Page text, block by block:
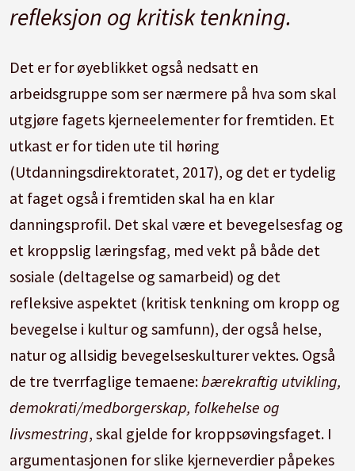
refleksjon og kritisk tenkning.
Det er for øyeblikket også nedsatt en
arbeidsgruppe som ser nærmere på hva som skal
utgjøre fagets kjerneelementer for fremtiden. Et
utkast er for tiden ute til høring
(Utdanningsdirektoratet, 2017), og det er tydelig
at faget også i fremtiden skal ha en klar
danningsprofil. Det skal være et bevegelsesfag og
et kroppslig læringsfag, med vekt på både det
sosiale (deltagelse og samarbeid) og det
refleksive aspektet (kritisk tenkning om kropp og
bevegelse i kultur og samfunn), der også helse,
natur og allsidig bevegelseskulturer vektes. Også
de tre tverrfaglige temaene: bærekraftig utvikling,
demokrati/medborgerskap, folkehelse og
livsmestring, skal gjelde for kroppsøvingsfaget. I
argumentasjonen for slike kjerneverdier påpekes